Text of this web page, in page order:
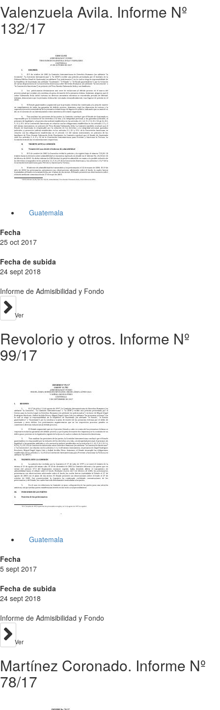
Valenzuela Avila. Informe Nº
132/17
Guatemala
Fecha
25 oct 2017
Fecha de subida
24 sept 2018
Informe de Admisibilidad y Fondo
Ver
Revolorio y otros. Informe Nº
99/17
Guatemala
Fecha
5 sept 2017
Fecha de subida
24 sept 2018
Informe de Admisibilidad y Fondo
Ver
Martínez Coronado. Informe Nº
78/17